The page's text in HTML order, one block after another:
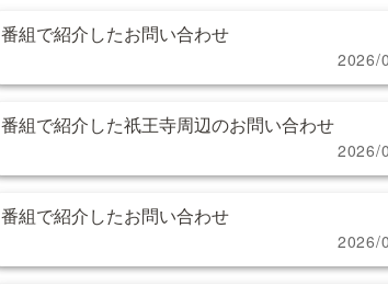
番組で紹介したお問い合わせ
2026/
番組で紹介した祇王寺周辺のお問い合わせ
2026/
番組で紹介したお問い合わせ
2026/